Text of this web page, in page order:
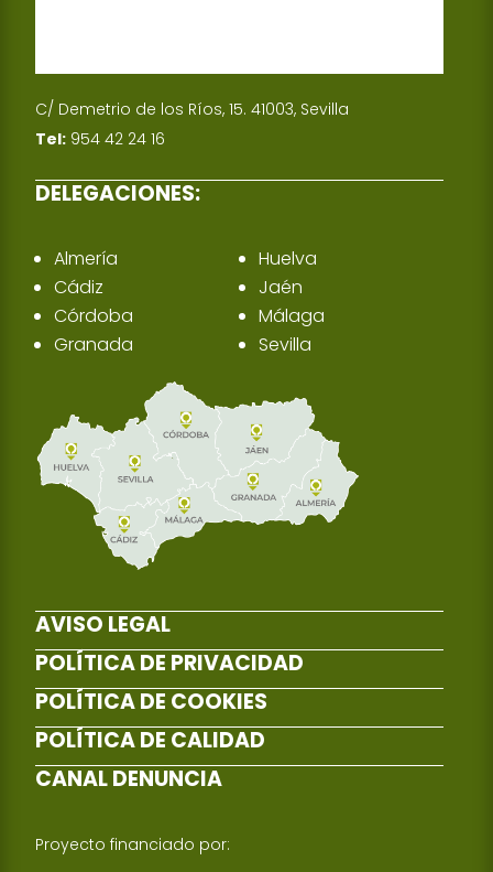
C/ Demetrio de los Ríos, 15. 41003, Sevilla
Tel: 954 42 24 16
DELEGACIONES:
Almería
Cádiz
Córdoba
Granada
Huelva
Jaén
Málaga
Sevilla
AVISO LEGAL
POLÍTICA DE PRIVACIDAD
POLÍTICA DE COOKIES
POLÍTICA DE CALIDAD
CANAL DENUNCIA
Proyecto financiado por: